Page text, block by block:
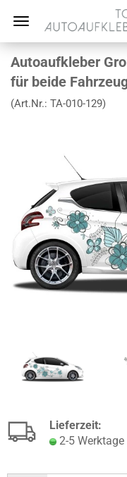
Autoaufkleber
für beide
(Art.Nr.: TA-010-129)
Lieferzeit:
2-5 Werktage